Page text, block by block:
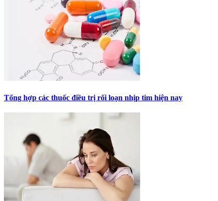
Tổng hợp các thuốc điều trị rối loạn nhịp tim hiện nay